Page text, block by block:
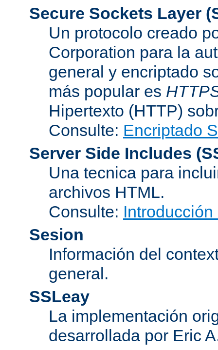
Secure Sockets Layer
Un protocolo creado
Corporation para la
general y encriptado
más popular es
Hipertexto (HTTP)
Consulte: Encriptado
Server Side Includes
Una tecnica para
archivos HTML.
Consulte:
Sesion
Información del
general.
SSLeay
La implementación
desarrollada por Eric